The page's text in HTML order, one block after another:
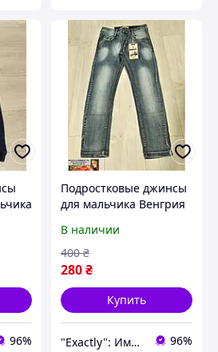
96%
Подростковые джинсы
для мальчика Венгрия
В наличии
280₴
400 ₴
Купить
"Exactly": Именно то, что Вы искали! 96%